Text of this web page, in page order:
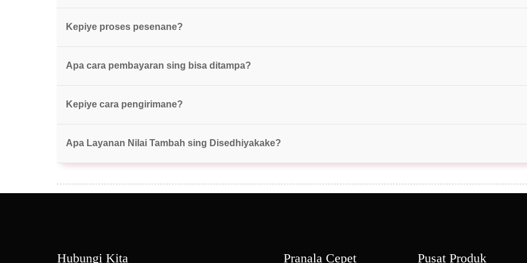
Kepiye proses pesenane?
Apa cara pembayaran sing bisa ditampa?
Kepiye cara pengirimane?
Apa Layanan Nilai Tambah sing Disedhiyakake?
Hubungi Kita Pranala Cepet Pusat Produk